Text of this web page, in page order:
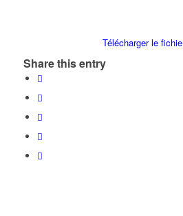
Télécharger le
Share this entry